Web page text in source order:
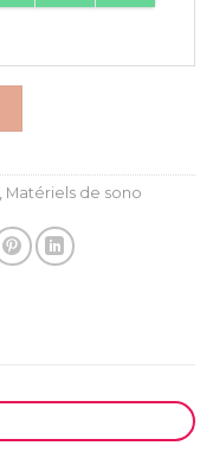
Matériels de sono